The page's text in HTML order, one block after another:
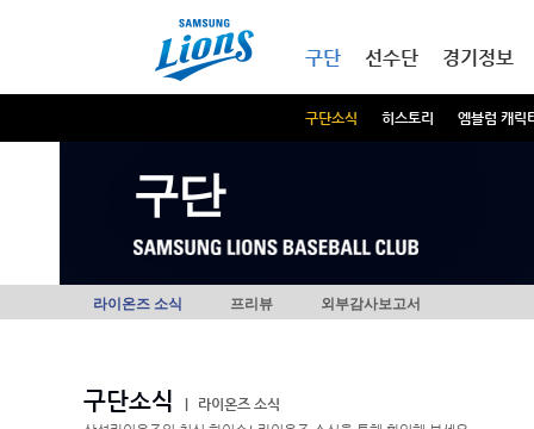
구단
구단소식 히스토리 엠블럼 캐릭
선수단 경기정보
구단
라이온즈 소식 프리뷰 외부감사보고서
구단소식
라이온즈 소식